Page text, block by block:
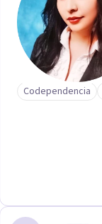
Codependencia